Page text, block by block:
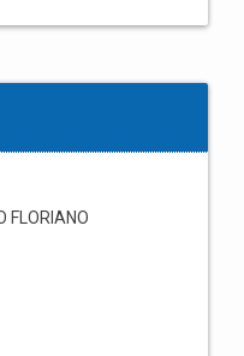
FLORIANO